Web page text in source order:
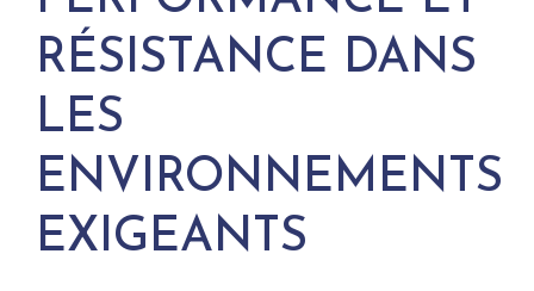
RÉSISTANCE DANS
LES
ENVIRONNEMENTS
EXIGEANTS